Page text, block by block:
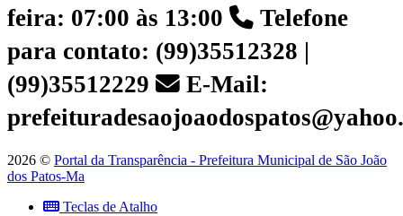
feira: 07:00 às 13:00
Telefone
para contato: (99)35512328 |
(99)35512229
E-Mail:
2026 © Portal da Transparência - Prefeitura Municipal de São João
dos Patos-Ma
Teclas de Atalho